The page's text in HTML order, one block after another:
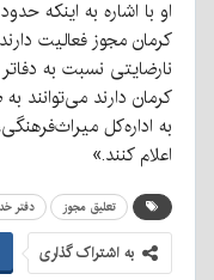
کرمان مجوز فعالیت
نارضایتی نسبت به
کرمان دارند
به اداره‌کل
اعلام کنند.»
تعلیق مجوز دفتر
به اشتراک گذاری